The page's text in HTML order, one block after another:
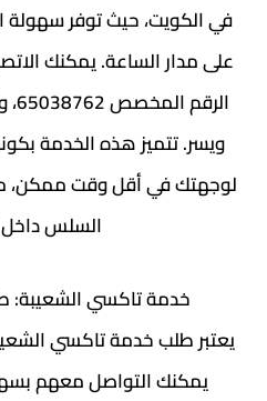
في الكويت، حيث توفر سهولة
على مدار الساعة. يمكنك
ويسر. تتميز هذه الخدمة
لوجهتك في أقل وقت ممكن،
السلس داخل
خدمة تاكسي الشعيبة:
يعتبر طلب خدمة تاكسي
يمكنك التواصل معهم